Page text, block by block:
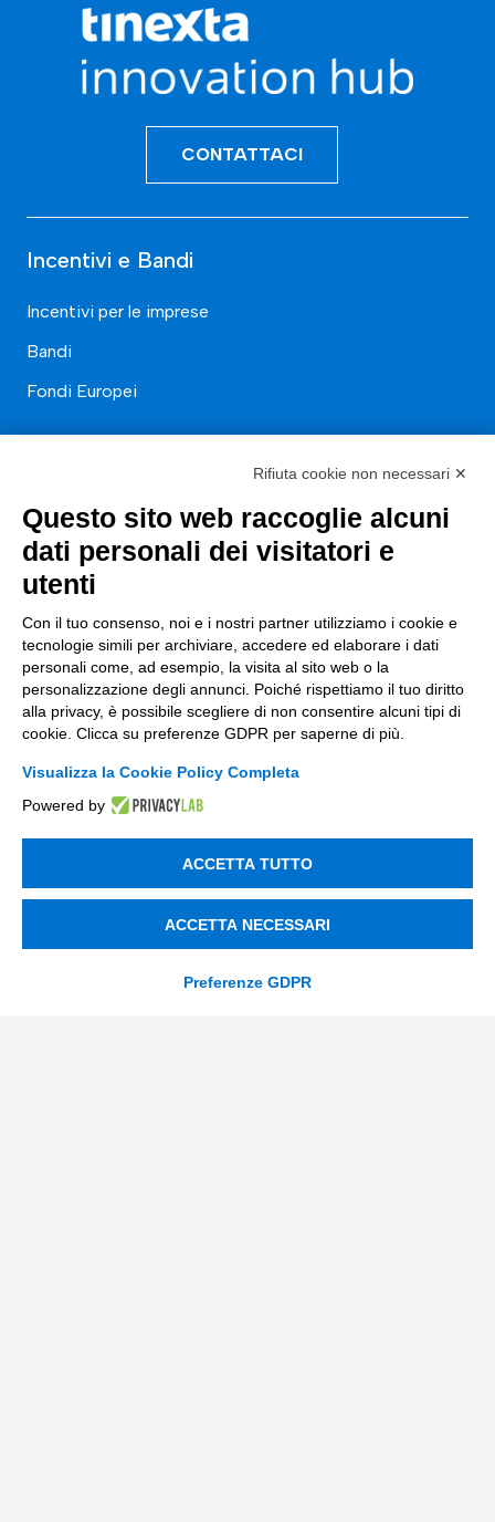
CONTATTACI
Incentivi e Bandi
Incentivi per le imprese
Bandi
Fondi Europei
Consulenza
Finanza
Nuovi Mercati
Innovazione di prodotto e processo
Digital Marketing
Data & BI
Trasformazione Digitale
Compliance Normativa Integrata
Rifiuta cookie non necessari ✕
Questo sito web raccoglie alcuni
dati personali dei visitatori e
utenti
Con il tuo consenso, noi e i nostri partner utilizziamo i cookie e
tecnologie simili per archiviare, accedere ed elaborare i dati
personali come, ad esempio, la visita al sito web o la
personalizzazione degli annunci. Poiché rispettiamo il tuo diritto
alla privacy, è possibile scegliere di non consentire alcuni tipi di
cookie. Clicca su preferenze GDPR per saperne di più.
Visualizza la Cookie Policy Completa
Powered by
ACCETTA TUTTO
ACCETTA NECESSARI
Preferenze GDPR